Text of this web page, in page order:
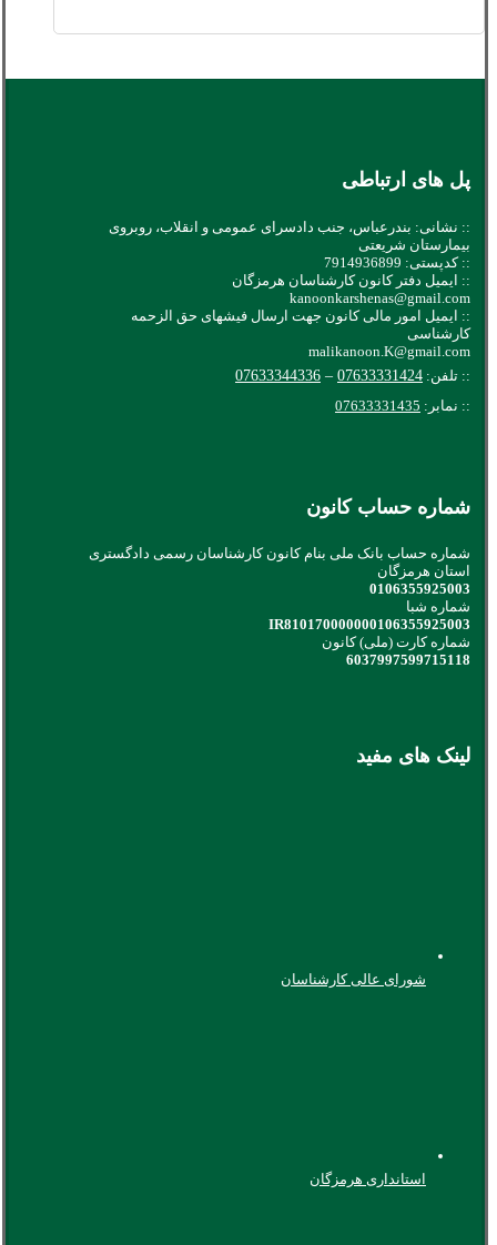
پل های ارتباطی
:: نشانی: بندرعباس، جنب دادسرای عمومی و انقلاب، روبروی
بیمارستان شریعتی
:: کدپستی: 7914936899
:: ایمیل دفتر کانون کارشناسان هرمزگان
kanoonkarshenas@gmail.com
:: ایمیل امور مالی کانون جهت ارسال فیشهای حق الزحمه
کارشناسی
malikanoon.K@gmail.com
:: تلفن: 07633331424
–
07633344336
:: نمابر: 07633331435
شماره حساب کانون
شماره حساب بانک ملی بنام کانون کارشناسان رسمی دادگستری
استان هرمزگان
0106355925003
شماره شبا
IR810170000000106355925003
شماره کارت (ملی) کانون
6037997599715118
لینک های مفید
شورای عالی کارشناسان
استانداری هرمزگان